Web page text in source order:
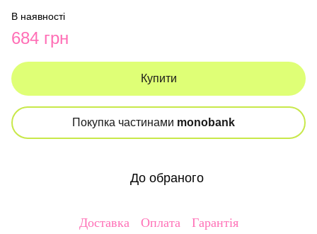
В наявності
684 грн
Купити
Покупка частинами monobank
До обраного
Доставка Оплата Гарантія